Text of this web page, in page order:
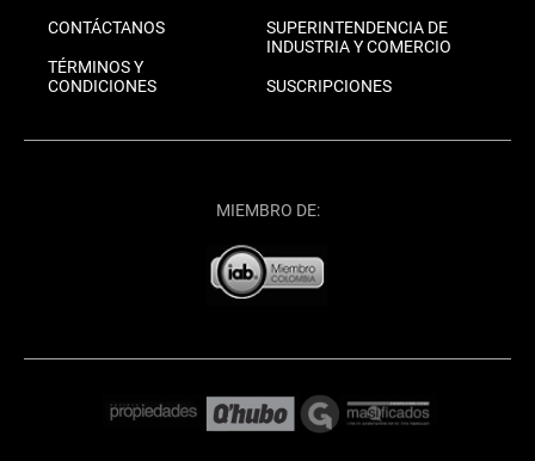
CONTÁCTANOS
TÉRMINOS Y
CONDICIONES
SUPERINTENDENCIA DE
INDUSTRIA Y COMERCIO
SUSCRIPCIONES
MIEMBRO DE: